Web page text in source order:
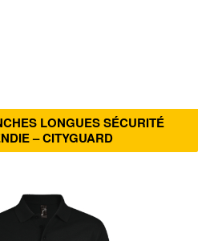
LONGUES SÉCURITÉ
– CITYGUARD